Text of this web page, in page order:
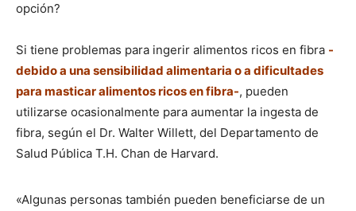
opción?
Si tiene problemas para ingerir alimentos ricos en fibra -
debido a una sensibilidad alimentaria o a dificultades
para masticar alimentos ricos en fibra-, pueden
utilizarse ocasionalmente para aumentar la ingesta de
fibra, según el Dr. Walter Willett, del Departamento de
Salud Pública T.H. Chan de Harvard.
«Algunas personas también pueden beneficiarse de un